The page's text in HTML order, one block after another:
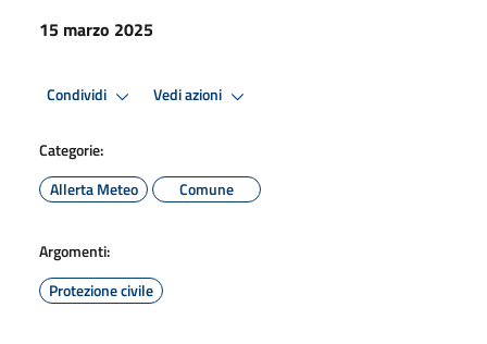
15 marzo 2025
Condividi Vedi azioni
Categorie:
Allerta Meteo
Comune
Argomenti:
Protezione civile